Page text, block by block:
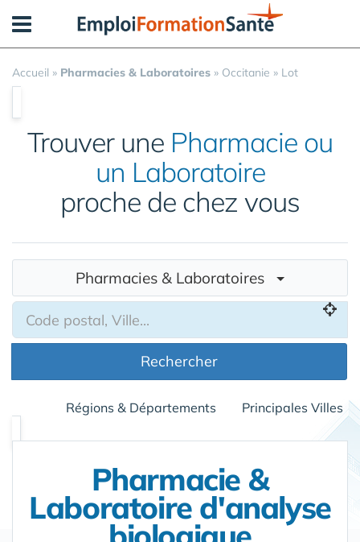
Accueil » Pharmacies & Laboratoires » Occitanie » Lot
Trouver une Pharmacie ou
un Laboratoire
proche de chez vous
Pharmacies & Laboratoires
Rechercher
Régions & Départements Principales Villes
Pharmacie &
Laboratoire d'analyse